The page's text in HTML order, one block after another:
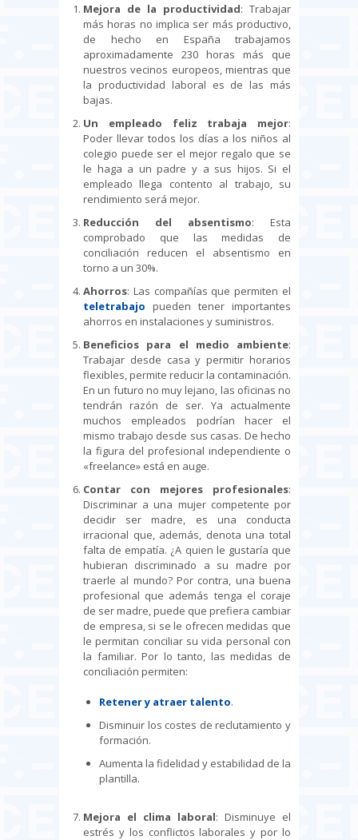
Mejora de la productividad: Trabajar
más horas no implica ser más productivo,
de hecho en España trabajamos
aproximadamente 230 horas más que
nuestros vecinos europeos, mientras que
la productividad laboral es de las más
bajas.
Un empleado feliz trabaja mejor:
Poder llevar todos los días a los niños al
colegio puede ser el mejor regalo que se
le haga a un padre y a sus hijos. Si el
empleado llega contento al trabajo, su
rendimiento será mejor.
Reducción del absentismo: Esta
comprobado que las medidas de
conciliación reducen el absentismo en
torno a un 30%.
Ahorros: Las compañías que permiten el
teletrabajo pueden tener importantes
ahorros en instalaciones y suministros.
Beneficios para el medio ambiente:
Trabajar desde casa y permitir horarios
flexibles, permite reducir la contaminación.
En un futuro no muy lejano, las oficinas no
tendrán razón de ser. Ya actualmente
muchos empleados podrían hacer el
mismo trabajo desde sus casas. De hecho
la figura del profesional independiente o
«freelance» está en auge.
Contar con mejores profesionales:
Discriminar a una mujer competente por
decidir ser madre, es una conducta
irracional que, además, denota una total
falta de empatía. ¿A quien le gustaría que
hubieran discriminado a su madre por
traerle al mundo? Por contra, una buena
profesional que además tenga el coraje
de ser madre, puede que prefiera cambiar
de empresa, si se le ofrecen medidas que
le permitan conciliar su vida personal con
la familiar. Por lo tanto, las medidas de
conciliación permiten:
Retener y atraer talento.
Disminuir los costes de reclutamiento y
formación.
Aumenta la fidelidad y estabilidad de la
plantilla.
Mejora el clima laboral: Disminuye el
estrés y los conflictos laborales y por lo